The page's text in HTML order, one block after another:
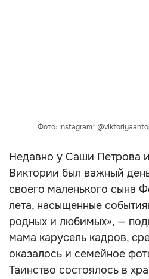
Фото: Instagram*
Недавно у Саши Петрова
Виктории был важный
своего маленького сына
лета, насыщенные
родных и любимых», —
мама карусель кадров,
оказалось и семейное
Таинство состоялось в